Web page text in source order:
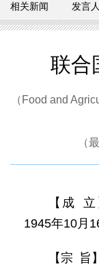
相关新闻 发言
联合
（Food and
（
【成
1945年10月
【宗 旨